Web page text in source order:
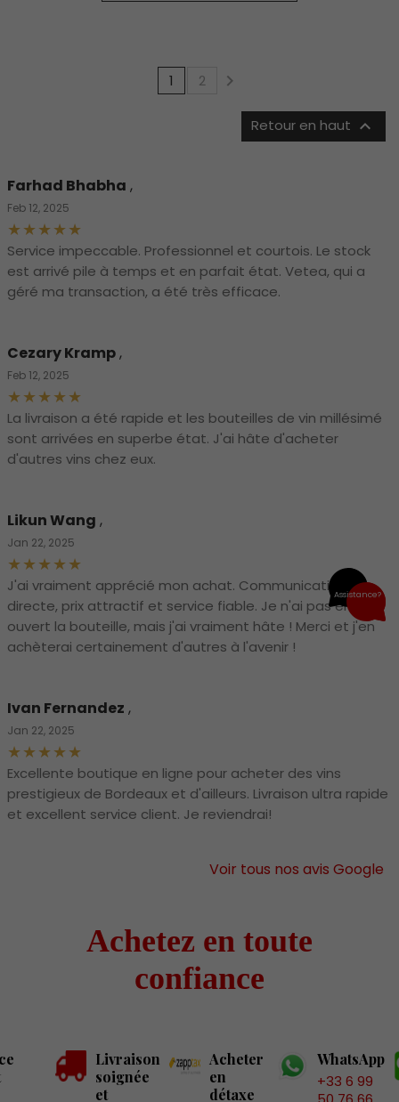
1 2 
Retour en haut 
Farhad Bhabha ,
Feb 12, 2025
Service impeccable. Professionnel et courtois. Le stock
est arrivé pile à temps et en parfait état. Vetea, qui a
géré ma transaction, a été très efficace.
Cezary Kramp,
Feb 12, 2025
La livraison a été rapide et les bouteilles de vin millésimé
sont arrivées en superbe état. J'ai hâte d'acheter
d'autres vins chez eux.
Likun Wang ,
Jan 22, 2025
J'ai vraiment apprécié mon achat. Communication
directe, prix attractif et service fiable. Je n'ai pas encore
ouvert la bouteille, mais j'ai vraiment hâte ! Merci et j'en
achèterai certainement d'autres à l'avenir !
Ivan Fernandez ,
Jan 22, 2025
Excellente boutique en ligne pour acheter des vins
prestigieux de Bordeaux et d'ailleurs. Livraison ultra rapide
et excellent service client. Je reviendrai!
Voir tous nos avis Google
Achetez en toute
confiance
Livraison
soignée
et
Acheter
en
détaxe
WhatsApp
+33 6 99
Assistance?